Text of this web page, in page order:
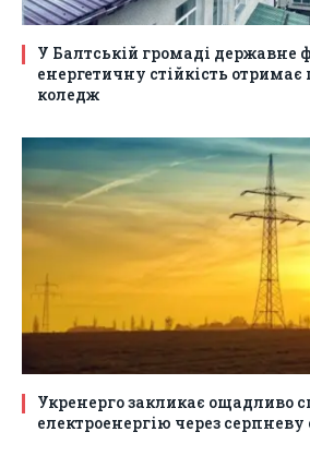
У Балтській громаді державне
енергетичну стійкість
коледж
Укренерго закликає ощадливо
електроенергію через серпневу